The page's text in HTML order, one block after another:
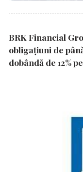
BRK Financial
obligațiuni de
dobândă de 12%